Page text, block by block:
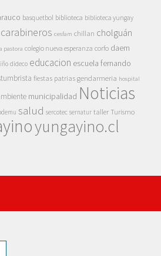
basquetbol biblioteca biblioteca yungay
carabineros cesfam chillan cholguán
pastora colegio nueva esperanza corfo daem
dideco educacion escuela fernando
fiestas patrias gendarmeria hospital
municipalidad Noticias
salud sercotec sernatur taller Turismo
yungayino.cl